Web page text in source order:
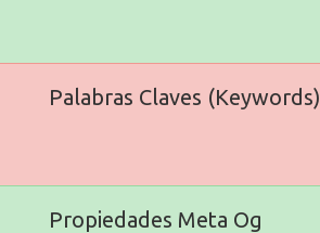
Palabras Claves (Keywords)
Propiedades Meta Og